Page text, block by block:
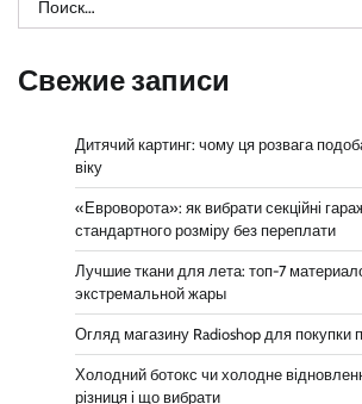
Свежие записи
Дитячий картинг: чому ця розвага
віку
«Евроворота»: як вибрати секційні
стандартного розміру без переплати
Лучшие ткани для лета: топ-7
экстремальной жары
Огляд магазину Radioshop для покупки
Холодний ботокс чи холодне
різниця і що вибрати